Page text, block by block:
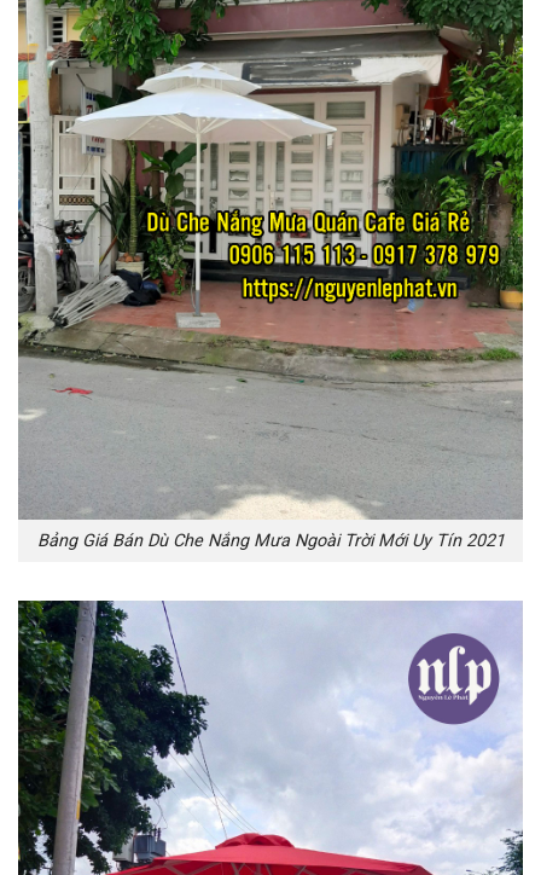
Bảng Giá Bán Dù Che Nắng Mưa Ngoài Trời Mới Uy Tín 2021